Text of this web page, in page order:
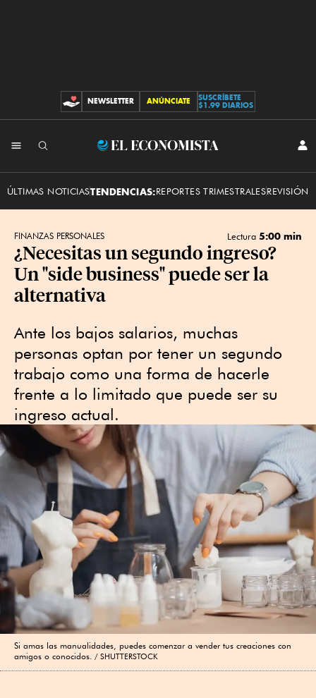
CONTRIBUCIONES
NEWSLETTER ANÚNCIATE
SUSCRÍBETE
$1.99 DIARIOS
El
ÚLTIMAS NOTICIASTENDENCIAS:REPORTES TRIMESTRALESREVISIÓN
FINANZAS PERSONALES Lectura 5:00 min
¿Necesitas un segundo ingreso?
Un "side business" puede ser la
alternativa
Ante los bajos salarios, muchas
personas optan por tener un segundo
trabajo como una forma de hacerle
frente a lo limitado que puede ser su
ingreso actual.
Si amas las manualidades, puedes comenzar a vender tus creaciones con
amigos o conocidos.
SHUTTERSTOCK